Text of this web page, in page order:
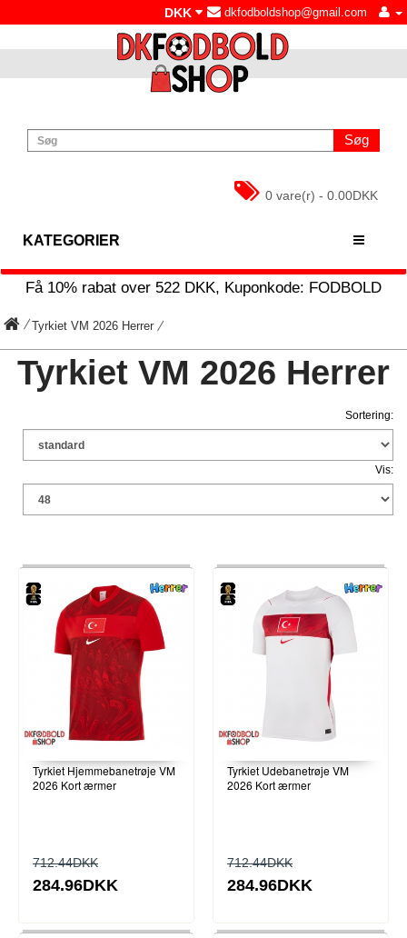
dkfodboldshop@gmail.com
DKK
Søg
0 vare(r) - 0.00DKK
KATEGORIER
Få 10% rabat over 522 DKK, Kuponkode: FODBOLD
Tyrkiet VM 2026 Herrer
Tyrkiet VM 2026 Herrer
Sortering:
Vis:
Tyrkiet Hjemmebanetrøje VM
2026 Kort ærmer
712.44DKK
284.96DKK
Tyrkiet Udebanetrøje VM
2026 Kort ærmer
712.44DKK
284.96DKK